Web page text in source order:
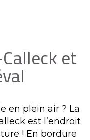
et
en plein air ? La
est l’endroit
! En bordure